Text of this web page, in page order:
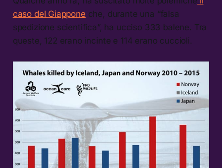
caso del Giappone che, durante una “falsa
spedizione scientifica”, ha ucciso 333 balene. Tra
queste, 122 erano incinte e 114 erano cuccioli.